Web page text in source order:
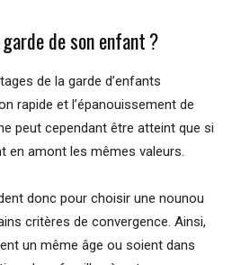
de son enfant ?
de la garde d’enfants
rapide et l’épanouissement de
peut cependant être atteint que si
en amont les mêmes valeurs.
donc pour choisir une nounou
critères de convergence. Ainsi,
un même âge ou soient dans